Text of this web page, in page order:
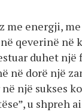
me energji,
qeverinë në
duhet një
në dorë një
një sukses
u shpreh